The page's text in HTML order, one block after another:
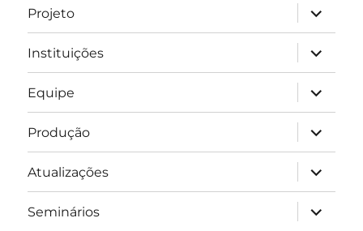
Projeto
expandir
Instituições
expandir
Equipe
expandir
Produção
expandir
Atualizações
expandir
Seminários
expandir